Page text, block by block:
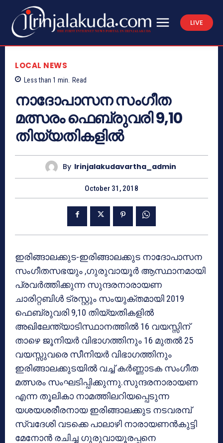
LIVE
LOCAL NEWS
Less than 1 min. Read
നാദോപാസന സംഗീത
മത്സരം ഫെബ്രുവരി 9,10
തിയ്യതികളില്‍
By Irinjalakudavartha_admin
October 31, 2018
ഇരിങ്ങാലക്കുട-ഇരിങ്ങാലക്കുട നാദോപാസന
സംഗീതസഭയും ,ഗുരുവായൂര്‍ ആസ്ഥാനമായി
പ്രവര്‍ത്തിക്കുന്ന സുന്ദരനാരായണ
ചാരിറ്റബിള്‍ ട്രസ്റ്റും സംയുക്തമായി 2019
ഫെബ്രുവരി 9,10 തിയ്യതികളില്‍
അഖിലേന്ത്യാടിസ്ഥാനത്തില്‍ 16 വയസ്സിന്
താഴെ ജൂനിയര്‍ വിഭാഗത്തിനും 16 മുതല്‍ 25
വയസ്സുവരെ സീനിയര്‍ വിഭാഗത്തിനും
ഇരിങ്ങാലക്കുടയില്‍ വച്ച് കര്‍ണ്ണാടക സംഗീത
മത്സരം സംഘടിപ്പിക്കുന്നു.സുന്ദരനാരായണ
എന്ന തൂലികാ നാമത്തിലറിയപ്പെടുന്ന
യശയശരീരനായ ഇരിങ്ങാലക്കുട നടവരമ്പ്
സ്വദേശി വടക്കെ പാലാഴി നാരായണന്‍കുട്ടി
മേനോന്‍ രചിച്ച ഗുരുവായൂരപ്പനെ